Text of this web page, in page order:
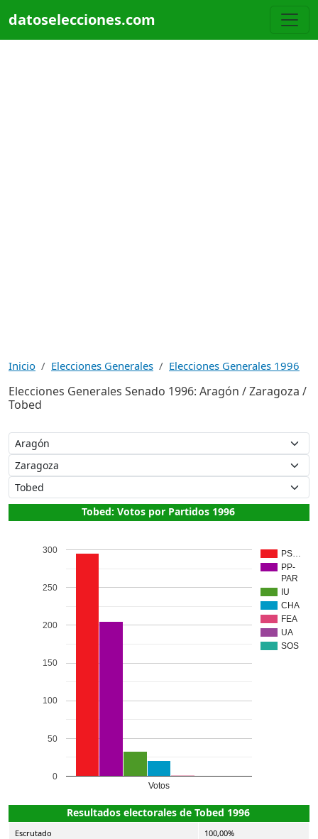
datoselecciones.com
Inicio Elecciones Generales Elecciones Generales 1996
Elecciones Generales Senado 1996: Aragón / Zaragoza /
Tobed
Tobed: Votos por Partidos 1996
PS…
PP-
PAR
IU
CHA
FEA
UA
SOS
Votos
0
50
100
150
200
250
300
Resultados electorales de Tobed 1996
Escrutado 100,00%